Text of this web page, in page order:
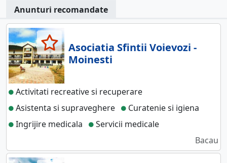
Anunturi recomandate
Asociatia Sfintii Voievozi -
Moinesti
Activitati recreative si recuperare
Asistenta si supraveghere
Curatenie si igiena
Ingrijire medicala
Servicii medicale
Bacau